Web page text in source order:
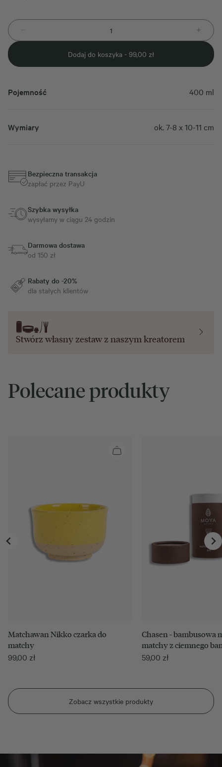
Dodaj do koszyka - 99,00 zł
Pojemność 400 ml
Wymiary ok. 7-8 x 10-11 cm
Bezpieczna transakcja
zapłać przez PayU
Szybka wysyłka
wysyłamy w ciągu 24 godzin
Darmowa dostawa
od 150 zł
Rabaty do -20%
dla stałych klientów
Stwórz własny zestaw z naszymkreatorem
Polecane produkty
Zobacz wszystkie produkty
Matchawan Nikko czarka do
matchy
99,00 zł
Chasen - bambusowa
matchy z ciemnego
59,00 zł